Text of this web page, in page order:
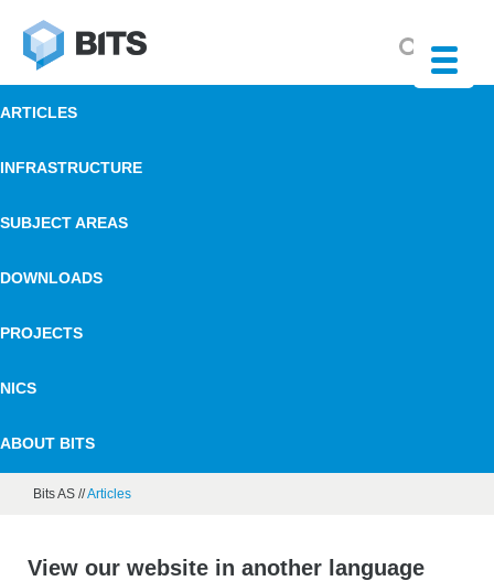
ARTICLES
INFRASTRUCTURE
SUBJECT AREAS
DOWNLOADS
PROJECTS
NICS
ABOUT BITS
Bits AS //Articles
View our website in another language